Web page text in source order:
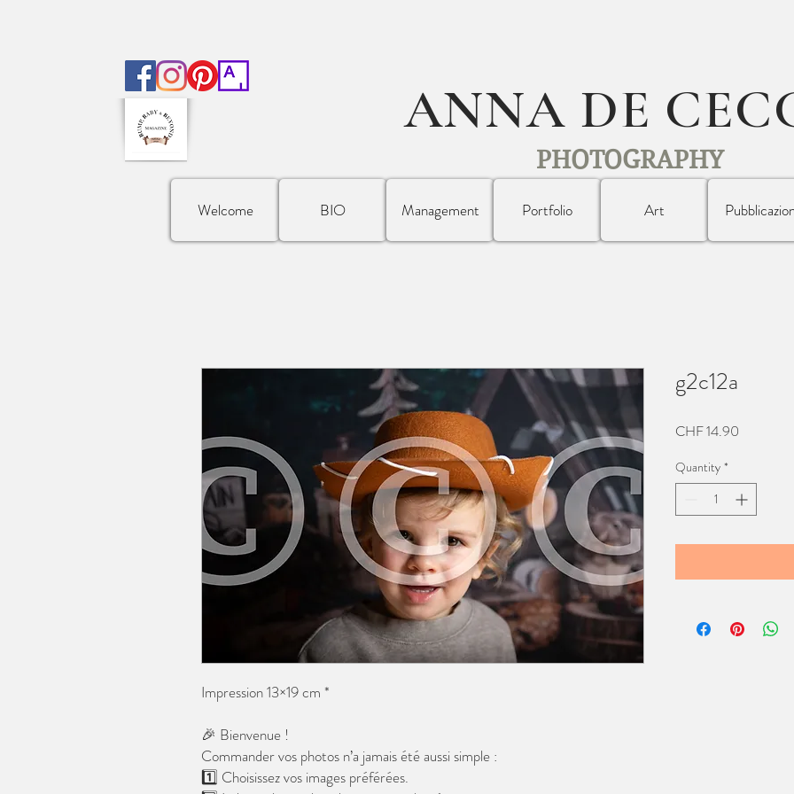
ANNA DE
PHOTOGRAPHY
Welcome BIO Management Portfolio Art
Impression 13×19 cm *
🎉 Bienvenue !
Commander vos photos n’a jamais été aussi simple :
1️⃣ Choisissez vos images préférées.
g2c12a
CHF 14.90
Quantity *